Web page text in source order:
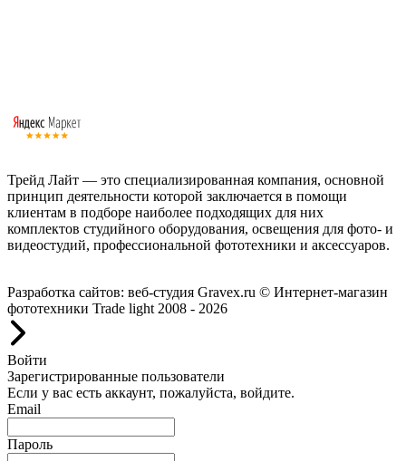
Трейд Лайт — это специализированная компания, основной
принцип деятельности которой заключается в помощи
клиентам в подборе наиболее подходящих для них
комплектов студийного оборудования, освещения для фото- и
видеостудий, профессиональной фототехники и аксессуаров.
Разработка сайтов: веб-студия Gravex.ru © Интернет-магазин
фототехники Trade light 2008 - 2026
Войти
Зарегистрированные пользователи
Если у вас есть аккаунт, пожалуйста, войдите.
Email
Пароль